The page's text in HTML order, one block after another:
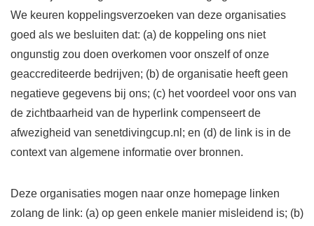
We keuren koppelingsverzoeken van deze organisaties
goed als we besluiten dat: (a) de koppeling ons niet
ongunstig zou doen overkomen voor onszelf of onze
geaccrediteerde bedrijven; (b) de organisatie heeft geen
negatieve gegevens bij ons; (c) het voordeel voor ons van
de zichtbaarheid van de hyperlink compenseert de
afwezigheid van senetdivingcup.nl; en (d) de link is in de
context van algemene informatie over bronnen.
Deze organisaties mogen naar onze homepage linken
zolang de link: (a) op geen enkele manier misleidend is; (b)